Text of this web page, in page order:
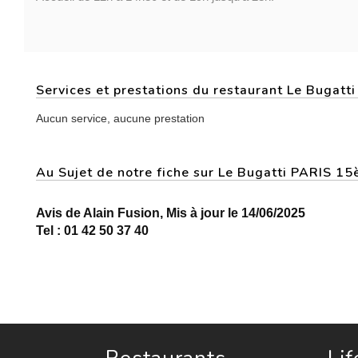
Services et prestations du restaurant Le Bugatti
Aucun service, aucune prestation
Au Sujet de notre fiche sur Le Bugatti PARIS
Avis de Alain Fusion, Mis à jour le 14/06/2025
Tel : 01 42 50 37 40